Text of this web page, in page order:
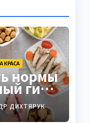
КРАСА
нормы
гид
ДИХТЯРУК